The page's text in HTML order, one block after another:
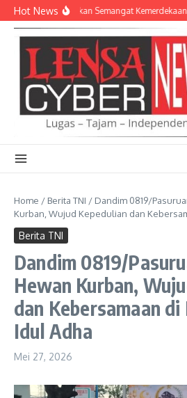
Lewati ke konten
Hot NewsMenyalakan Semangat
Home / Berita TNI / Dandim 0819/
Kurban, Wujud Kepedulian dan
Berita TNI
Dandim 0819/
Hewan Kurban,
dan Kebersamaan di
Idul Adha
Mei 27, 2026